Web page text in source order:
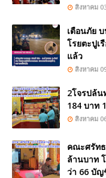
สิงหาคม
เตือนภัย
โรยตะปูเ
แล้ว
สิงหาคม
2โจรปล้น
184 บาท
สิงหาคม
คณะศรัทธ
ล้านบาท
ว่า 66 บั